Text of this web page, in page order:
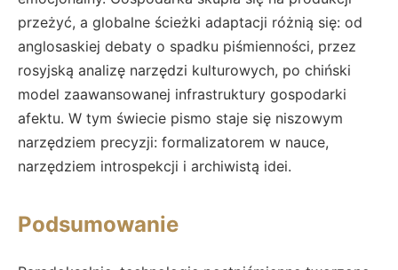
przeżyć, a globalne ścieżki adaptacji różnią się: od
anglosaskiej debaty o spadku piśmienności, przez
rosyjską analizę narzędzi kulturowych, po chiński
model zaawansowanej infrastruktury gospodarki
afektu. W tym świecie pismo staje się niszowym
narzędziem precyzji: formalizatorem w nauce,
narzędziem introspekcji i archiwistą idei.
Podsumowanie